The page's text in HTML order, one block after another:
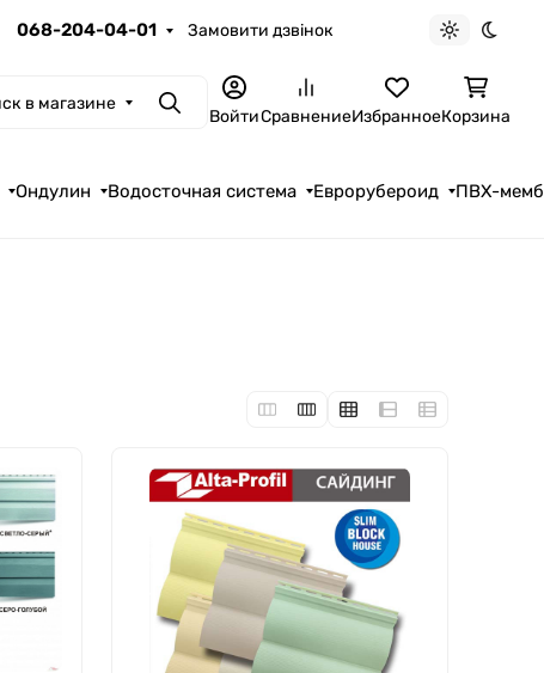
068-204-04-01 Замовити дзвінок
Светлая
в магазине ПоискВойтиСравнениеИзбранноеКорзина
Ондулин Водосточная система Еврорубероид ПВХ-